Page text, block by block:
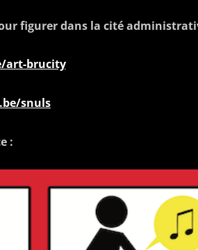
figurer dans la cité
art-brucity
snuls
: